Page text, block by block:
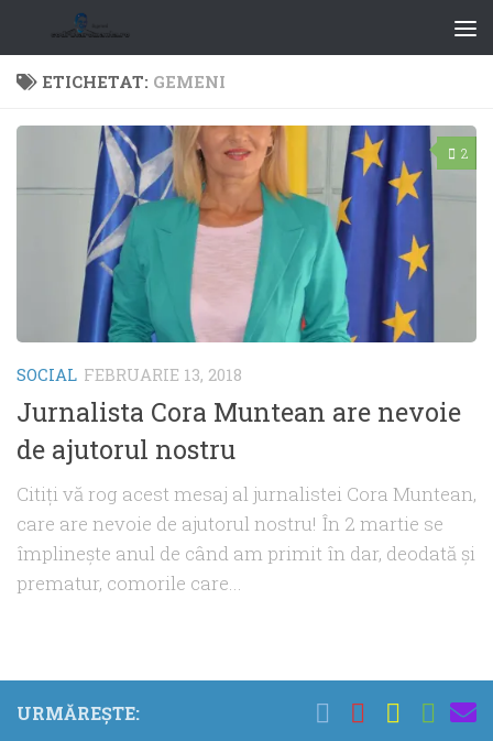
ETICHETAT: GEMENI
2
SOCIAL FEBRUARIE 13, 2018
Jurnalista Cora Muntean are nevoie
de ajutorul nostru
Citiţi vă rog acest mesaj al jurnalistei Cora Muntean,
care are nevoie de ajutorul nostru! În 2 martie se
împlinește anul de când am primit în dar, deodată și
prematur, comorile care...
URMĂREȘTE: